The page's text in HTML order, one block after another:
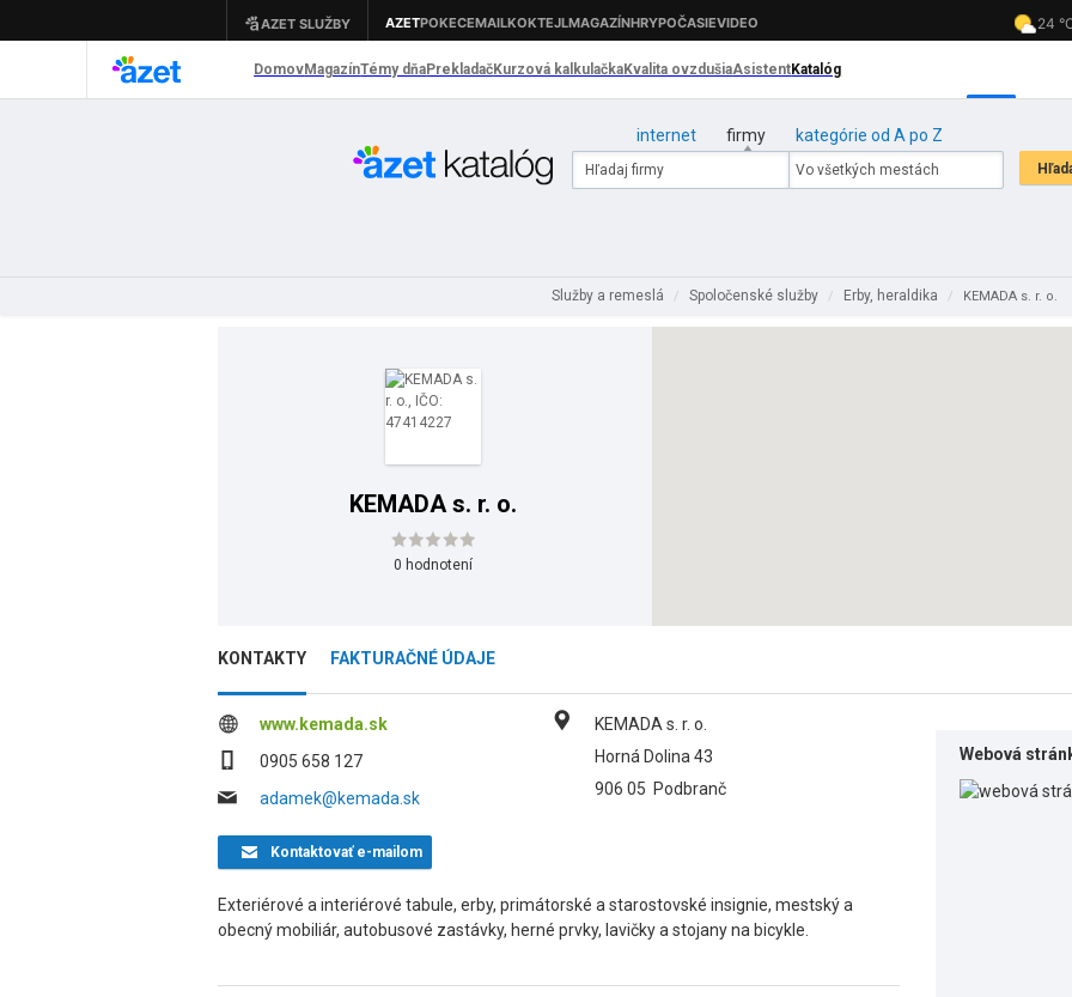
internet firmy kategórie od A po Z
Služby a remeslá / Spoločenské služby / Erby, heraldika / KEMADA s. r. o.
KEMADA s. r. o.
0 hodnotení
KONTAKTY FAKTURAČNÉ ÚDAJE
www.kemada.sk
0905 658 127
adamek@kemada.sk
KEMADA s. r. o.
Horná Dolina 43
906 05 Podbranč
Kontaktovaťe-mailom
Exteriérové a interiérové tabule, erby, primátorské a starostovské insignie, mestský a
obecný mobiliár, autobusové zastávky, herné prvky, lavičky a stojany na bicykle.
Webová